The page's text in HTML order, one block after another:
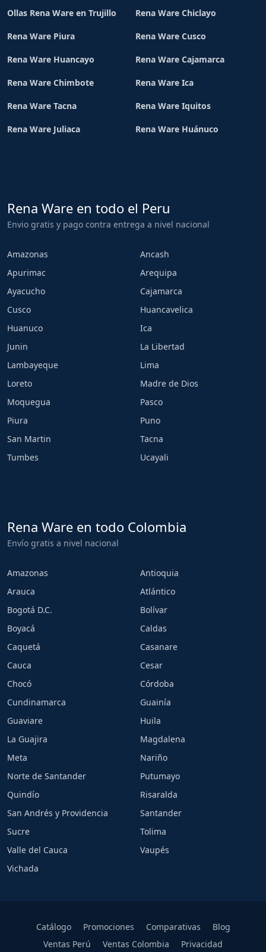
Ollas Rena Ware en Trujillo Rena Ware Chiclayo
Rena Ware Piura Rena Ware Cusco
Rena Ware Huancayo Rena Ware Cajamarca
Rena Ware Chimbote Rena Ware Ica
Rena Ware Tacna Rena Ware Iquitos
Rena Ware Juliaca Rena Ware Huánuco
Rena Ware en todo el Peru
Envio gratis y pago contra entrega a nivel nacional
Amazonas
Ancash
Apurimac
Arequipa
Ayacucho
Cajamarca
Cusco
Huancavelica
Huanuco
Ica
Junin
La Libertad
Lambayeque
Lima
Loreto
Madre de Dios
Moquegua
Pasco
Piura
Puno
San Martin
Tacna
Tumbes
Ucayali
Rena Ware en todo Colombia
Envío gratis a nivel nacional
Amazonas
Antioquia
Arauca
Atlántico
Bogotá D.C.
Bolívar
Boyacá
Caldas
Caquetá
Casanare
Cauca
Cesar
Chocó
Córdoba
Cundinamarca
Guainía
Guaviare
Huila
La Guajira
Magdalena
Meta
Nariño
Norte de Santander
Putumayo
Quindío
Risaralda
San Andrés y Providencia
Santander
Sucre
Tolima
Valle del Cauca
Vaupés
Vichada
Catálogo Promociones Comparativas
Blog
Ventas Perú
Ventas Colombia Privacidad